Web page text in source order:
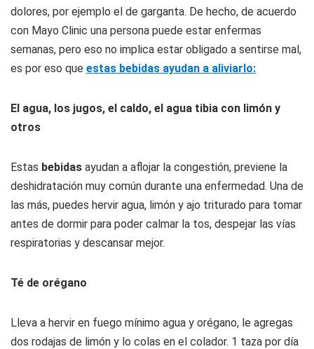
dolores, por ejemplo el de garganta. De hecho, de acuerdo
con Mayo Clinic una persona puede estar enfermas
semanas, pero eso no implica estar obligado a sentirse mal,
es por eso que estas bebidas ayudan a aliviarlo:
El agua, los jugos, el caldo, el agua tibia con limón y
otros
Estas bebidas ayudan a aflojar la congestión, previene la
deshidratación muy común durante una enfermedad. Una de
las más, puedes hervir agua, limón y ajo triturado para tomar
antes de dormir para poder calmar la tos, despejar las vías
respiratorias y descansar mejor.
Té de orégano
Lleva a hervir en fuego mínimo agua y orégano, le agregas
dos rodajas de limón y lo colas en el colador. 1 taza por día